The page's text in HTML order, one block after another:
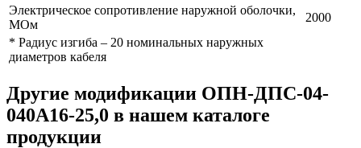
Электрическое сопротивление наружной оболочки,
МОм
2000
* Радиус изгиба – 20 номинальных наружных
диаметров кабеля
Другие модификации ОПН-ДПС-04-
040А16-25,0 в нашем каталоге
продукции